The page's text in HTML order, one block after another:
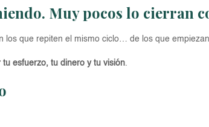
Muy pocos lo cierran
que repiten el mismo ciclo… de los que
esfuerzo, tu dinero y tu visión.